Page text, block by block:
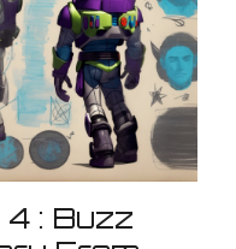
: Buzz